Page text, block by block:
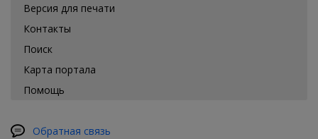
Версия для печати
Контакты
Поиск
Карта портала
Помощь
Обратная связь